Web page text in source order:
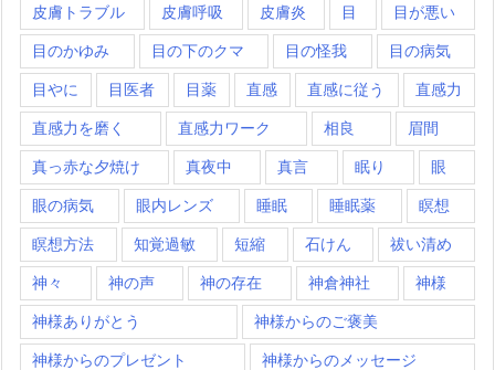
皮膚トラブル 皮膚呼吸 皮膚炎 目 目が悪い
目のかゆみ 目の下のクマ 目の怪我 目の病気
目やに 目医者 目薬 直感 直感に従う 直感力
直感力を磨く 直感力ワーク 相良 眉間
真っ赤な夕焼け 真夜中 真言 眠り 眼
眼の病気 眼内レンズ 睡眠 睡眠薬 瞑想
瞑想方法 知覚過敏 短縮 石けん 祓い清め
神々 神の声 神の存在 神倉神社 神様
神様ありがとう 神様からのご褒美
神様からのプレゼント 神様からのメッセージ